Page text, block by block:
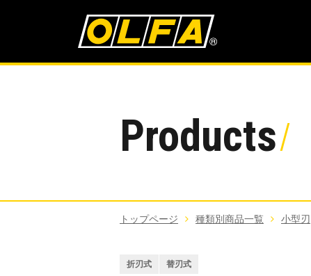
Products
トップページ 種類別商品一覧 小型刃
折刃式 替刃式